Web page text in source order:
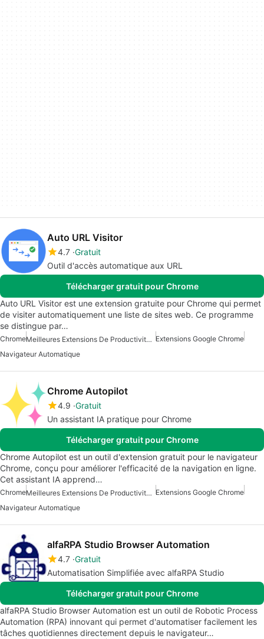
Auto URL Visitor
4.7 Gratuit
Outil d'accès automatique aux URL
Télécharger gratuit pour Chrome
Auto URL Visitor est une extension gratuite pour Chrome qui permet
de visiter automatiquement une liste de sites web. Ce programme
se distingue par…
Chrome Meilleures Extensions De Productivité Pour Chrome Extensions Google Chrome
Navigateur Automatique
Chrome Autopilot
4.9 Gratuit
Un assistant IA pratique pour Chrome
Télécharger gratuit pour Chrome
Chrome Autopilot est un outil d'extension gratuit pour le navigateur
Chrome, conçu pour améliorer l'efficacité de la navigation en ligne.
Cet assistant IA apprend…
Chrome Meilleures Extensions De Productivité Pour Chrome Extensions Google Chrome
Navigateur Automatique
alfaRPA Studio Browser Automation
4.7 Gratuit
Automatisation Simplifiée avec alfaRPA Studio
Télécharger gratuit pour Chrome
alfaRPA Studio Browser Automation est un outil de Robotic Process
Automation (RPA) innovant qui permet d'automatiser facilement les
tâches quotidiennes directement depuis le navigateur…